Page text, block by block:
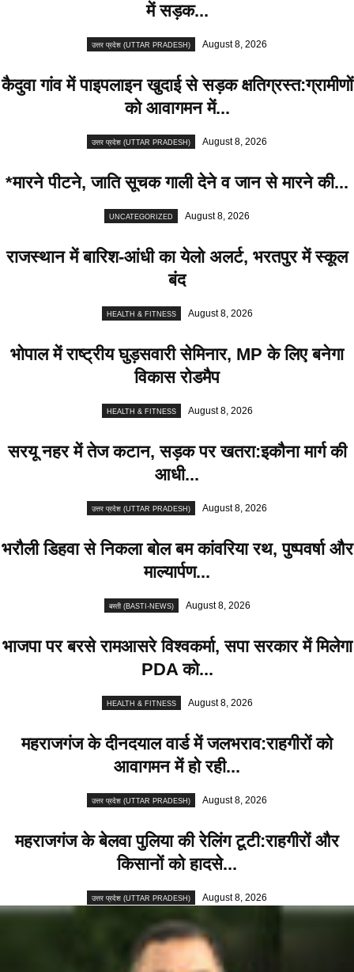
में सड़क...
उत्तर प्रदेश (UTTAR PRADESH) August 8, 2026
कैदुवा गांव में पाइपलाइन खुदाई से सड़क क्षतिग्रस्त:ग्रामीणों
को आवागमन में...
उत्तर प्रदेश (UTTAR PRADESH) August 8, 2026
*मारने पीटने, जाति सूचक गाली देने व जान से मारने की...
UNCATEGORIZED August 8, 2026
राजस्थान में बारिश-आंधी का येलो अलर्ट, भरतपुर में स्कूल
बंद
HEALTH & FITNESS August 8, 2026
भोपाल में राष्ट्रीय घुड़सवारी सेमिनार, MP के लिए बनेगा
विकास रोडमैप
HEALTH & FITNESS August 8, 2026
सरयू नहर में तेज कटान, सड़क पर खतरा:इकौना मार्ग की
आधी...
उत्तर प्रदेश (UTTAR PRADESH) August 8, 2026
भरौली डिहवा से निकला बोल बम कांवरिया रथ, पुष्पवर्षा और
माल्यार्पण...
बस्ती (BASTI-NEWS) August 8, 2026
भाजपा पर बरसे रामआसरे विश्वकर्मा, सपा सरकार में मिलेगा
PDA को...
HEALTH & FITNESS August 8, 2026
महराजगंज के दीनदयाल वार्ड में जलभराव:राहगीरों को
आवागमन में हो रही...
उत्तर प्रदेश (UTTAR PRADESH) August 8, 2026
महराजगंज के बेलवा पुलिया की रेलिंग टूटी:राहगीरों और
किसानों को हादसे...
उत्तर प्रदेश (UTTAR PRADESH) August 8, 2026